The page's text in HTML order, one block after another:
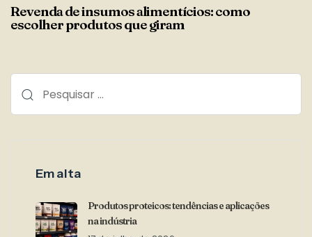
Revenda de insumos alimentícios: como
escolher produtos que giram
Em alta
Produtos proteicos: tendências e aplicações
na indústria